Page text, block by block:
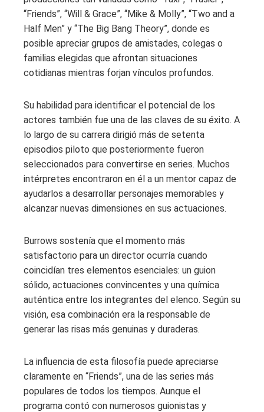
“Friends”, “Will & Grace”, “Mike & Molly”, “Two and a
Half Men” y “The Big Bang Theory”, donde es
posible apreciar grupos de amistades, colegas o
familias elegidas que afrontan situaciones
cotidianas mientras forjan vínculos profundos.
Su habilidad para identificar el potencial de los
actores también fue una de las claves de su éxito. A
lo largo de su carrera dirigió más de setenta
episodios piloto que posteriormente fueron
seleccionados para convertirse en series. Muchos
intérpretes encontraron en él a un mentor capaz de
ayudarlos a desarrollar personajes memorables y
alcanzar nuevas dimensiones en sus actuaciones.
Burrows sostenía que el momento más
satisfactorio para un director ocurría cuando
coincidían tres elementos esenciales: un guion
sólido, actuaciones convincentes y una química
auténtica entre los integrantes del elenco. Según su
visión, esa combinación era la responsable de
generar las risas más genuinas y duraderas.
La influencia de esta filosofía puede apreciarse
claramente en “Friends”, una de las series más
populares de todos los tiempos. Aunque el
programa contó con numerosos guionistas y